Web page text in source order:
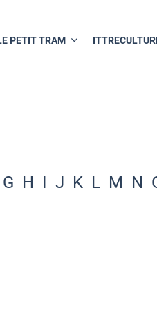
PETIT TRAM
G H I J K L M N